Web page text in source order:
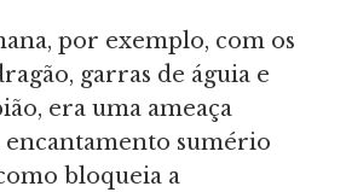
por exemplo, com os
garras de águia e
era uma ameaça
encantamento sumério
bloqueia a